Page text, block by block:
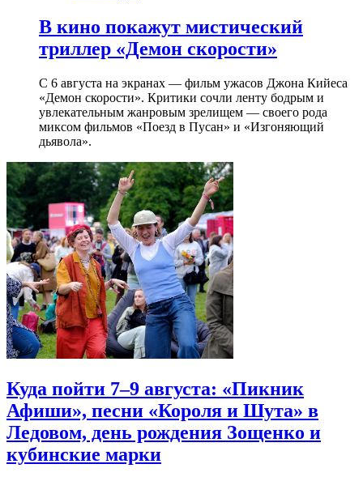
В кино покажут мистический
триллер «Демон скорости»
С 6 августа на экранах — фильм ужасов Джона Кийеса
«Демон скорости». Критики сочли ленту бодрым и
увлекательным жанровым зрелищeм — своего рода
миксом фильмов «Поезд в Пусан» и «Изгоняющий
дьявола».
Куда пойти 7–9 августа: «Пикник
Афиши», песни «Короля и Шута» в
Ледовом, день рождения Зощенко и
кубинские марки